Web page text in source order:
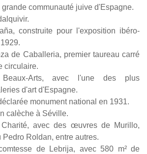
communauté juive d'Espagne.
construite pour l'exposition ibéro-
de Caballeria, premier taureau carré
circulaire.
Arts, avec l'une des plus
d'art d'Espagne.
monument national en 1931.
calèche à Séville.
avec des œuvres de Murillo,
Pedro Roldan, entre autres.
de Lebrija, avec 580 m² de